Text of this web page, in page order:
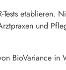
etablieren.
und
BioVariance in